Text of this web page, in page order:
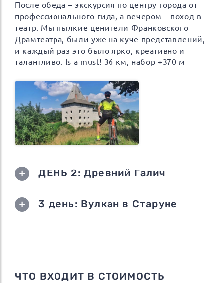
После обеда – экскурсия по центру города от
профессионального гида, а вечером – поход в
театр. Мы пылкие ценители Франковского
Драмтеатра, были уже на куче представлений,
и каждый раз это было ярко, креативно и
талантливо. Is a must! 36 км, набор +370 м
ДЕНЬ 2: Древний Галич
3 день: Вулкан в Старуне
ЧТО ВХОДИТ В СТОИМОСТЬ